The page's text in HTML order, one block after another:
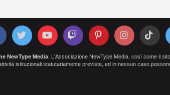
NewType Media. L'Associazione NewType Media, così come il
istituzionali statutariamente previste, ed in nessun caso